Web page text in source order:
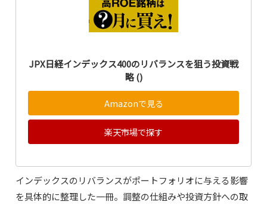
JPX日経インデックス400のリバランスを狙う投資戦
略 ()
Amazonで見る
楽天市場で探す
インデックスのリバランスがポートフォリオに与える影響
を具体的に整理した一冊。調整の仕組みや投資方針への取